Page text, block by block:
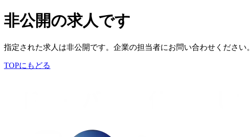
非公開の求人です
指定された求人は非公開です。企業の担当者にお問い合わせください。
TOPにもどる